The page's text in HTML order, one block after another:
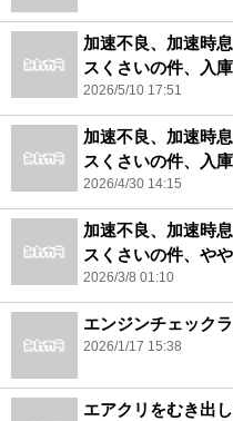
加速不良、加速時
スくさいの件、入庫
2026/5/10 17:51
加速不良、加速時
スくさいの件、入
2026/4/30 14:15
加速不良、加速時
スくさいの件、や
2026/3/8 01:10
エンジンチェック
2026/1/17 15:38
エアクリをむき出